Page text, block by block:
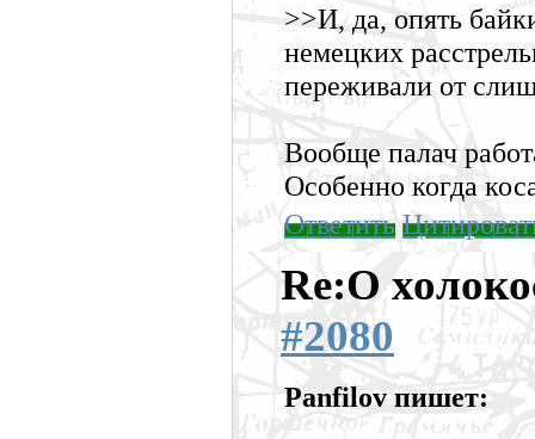
>>И, да, опять
немецких
переживали от
Вообще палач
Особенно когда
Ответить
Re:О
#2080
Panfilov пишет: